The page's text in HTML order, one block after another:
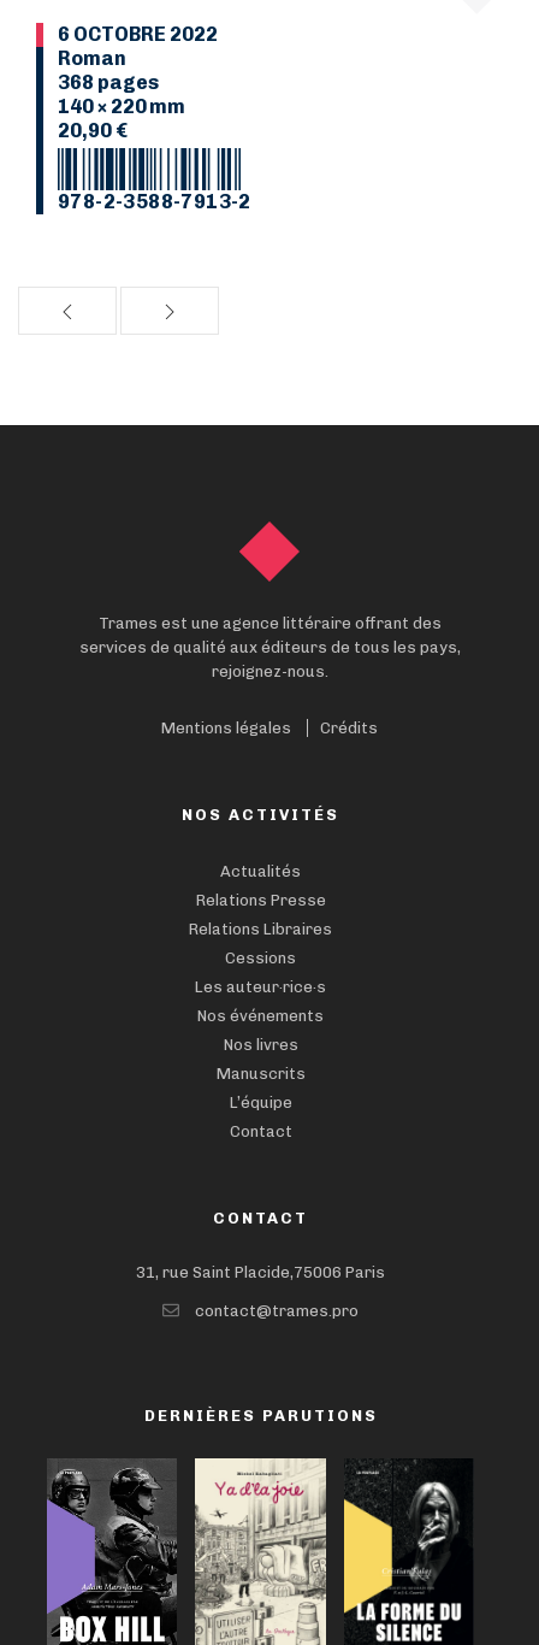
6 OCTOBRE 2022
Roman
368 pages
140 × 220 mm
20,90 €
978-2-3588-7913-2
Trames est une agence littéraire offrant des
services de qualité aux éditeurs de tous les pays,
rejoignez-nous.
Mentions légales Crédits
NOS ACTIVITÉS
Actualités
Relations Presse
Relations Libraires
Cessions
Les auteur·rice·s
Nos événements
Nos livres
Manuscrits
L’équipe
Contact
CONTACT
31, rue Saint Placide,75006 Paris
contact@trames.pro
DERNIÈRES PARUTIONS